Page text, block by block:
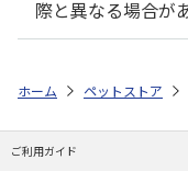
際と異なる場合が
ホーム ペットストア
ご利用ガイド